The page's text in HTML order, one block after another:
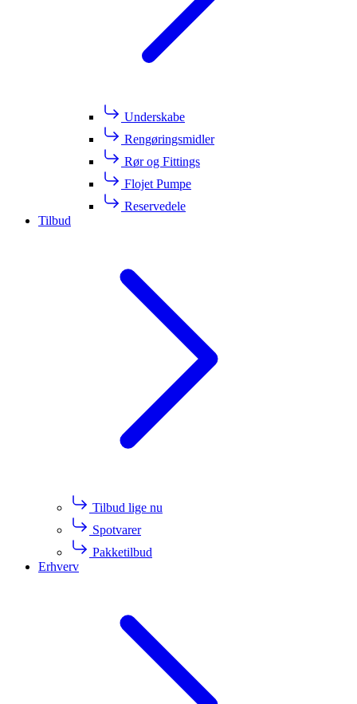
Underskabe
Rengøringsmidler
Rør og Fittings
Flojet Pumpe
Reservedele
Tilbud
Tilbud lige nu
Spotvarer
Pakketilbud
Erhverv